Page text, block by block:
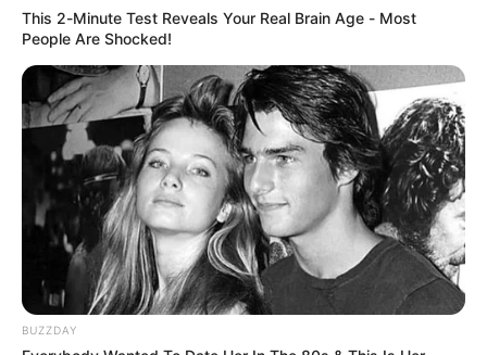
Transmilenio se une al
también cerrará
estaciones
NOTICIAS SOLEDAD
En Soledad se realizará
primer simulacro Natech
con la metodología Apell
This 2-Minute Test Reveals Your Real Brain Age - Most
People Are Shocked!
BUZZDAY